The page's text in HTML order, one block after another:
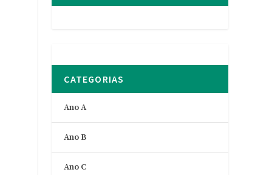
CATEGORIAS
Ano A
Ano B
Ano C